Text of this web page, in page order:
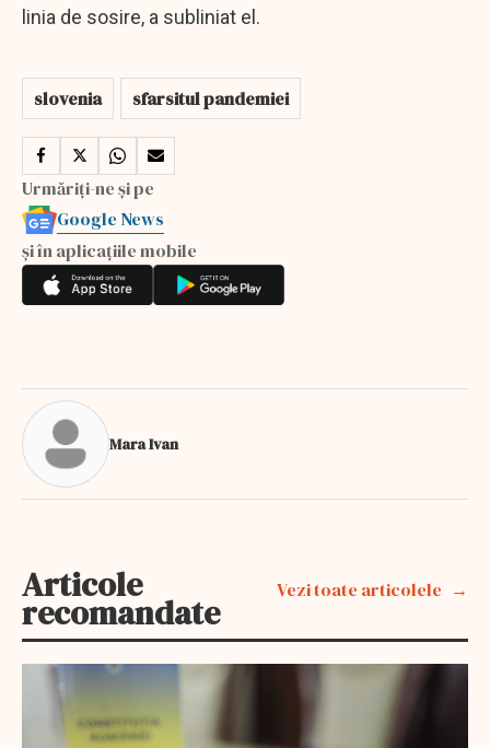
linia de sosire, a subliniat el.
slovenia sfarsitul pandemiei
Urmăriți-ne și pe
Google News
și în aplicațiile mobile
Mara Ivan
Articole
recomandate
Vezi toate articolele